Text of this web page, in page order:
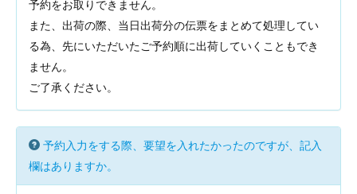
予約をお取りできません。
また、出荷の際、当日出荷分の伝票をまとめて処理してい
る為、先にいただいたご予約順に出荷していくこともでき
ません。
ご了承ください。
予約入力をする際、要望を入れたかったのですが、記入
欄はありますか。